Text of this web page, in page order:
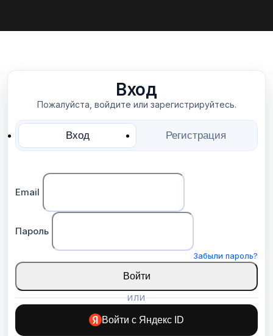
Вход
Пожалуйста, войдите или зарегистрируйтесь.
Вход Регистрация
Email
Пароль
Забыли пароль?
Войти
ИЛИ
Войти с Яндекс ID